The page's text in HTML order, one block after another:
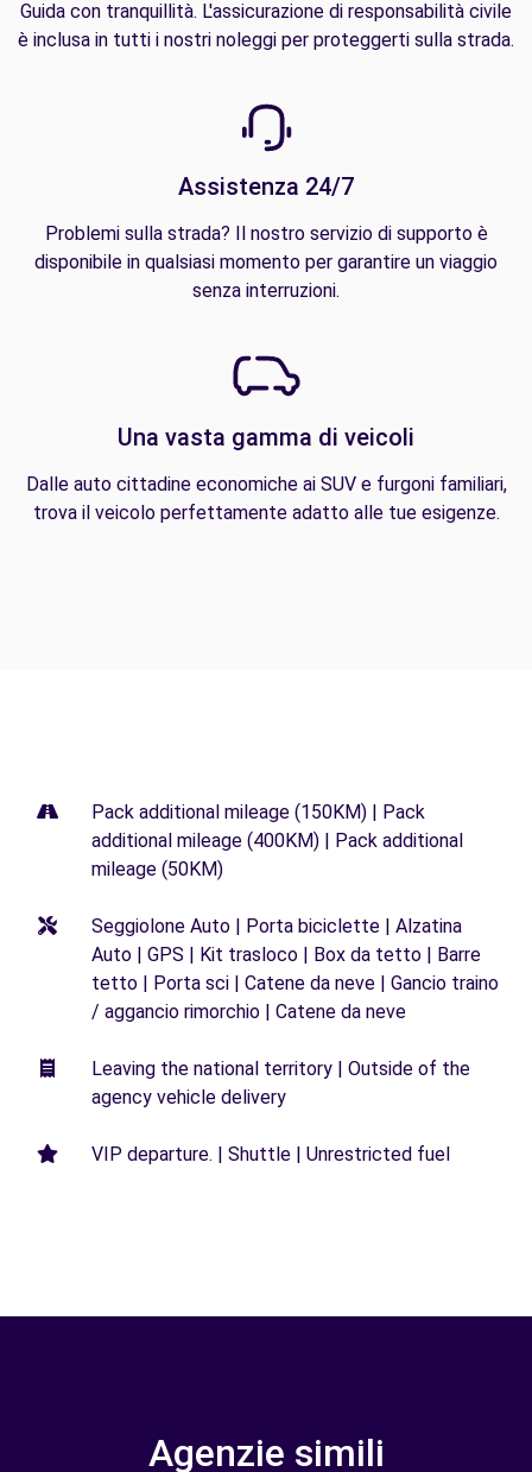
Guida con tranquillità. L'assicurazione di responsabilità civile
è inclusa in tutti i nostri noleggi per proteggerti sulla strada.
Assistenza 24/7
Problemi sulla strada? Il nostro servizio di supporto è
disponibile in qualsiasi momento per garantire un viaggio
senza interruzioni.
Una vasta gamma di veicoli
Dalle auto cittadine economiche ai SUV e furgoni familiari,
trova il veicolo perfettamente adatto alle tue esigenze.
Pack additional mileage (150KM) | Pack
additional mileage (400KM) | Pack additional
mileage (50KM)
Seggiolone Auto | Porta biciclette | Alzatina
Auto | GPS | Kit trasloco | Box da tetto | Barre
tetto | Porta sci | Catene da neve | Gancio traino
/ aggancio rimorchio | Catene da neve
Leaving the national territory | Outside of the
agency vehicle delivery
VIP departure. | Shuttle | Unrestricted fuel
Agenzie simili